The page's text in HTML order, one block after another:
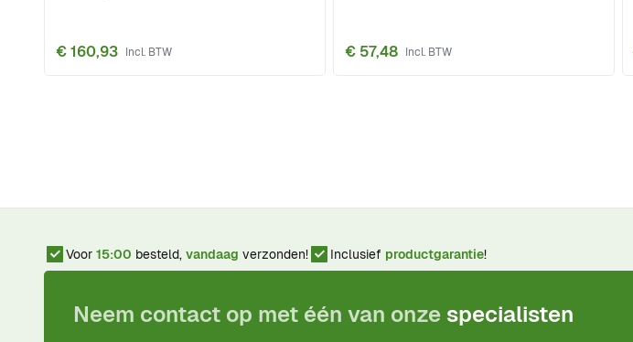
€ 160,93 € 57,48
Voor 15:00 besteld, vandaag verzonden! Inclusief productgarantie!
Neem contact op met één van onze specialisten